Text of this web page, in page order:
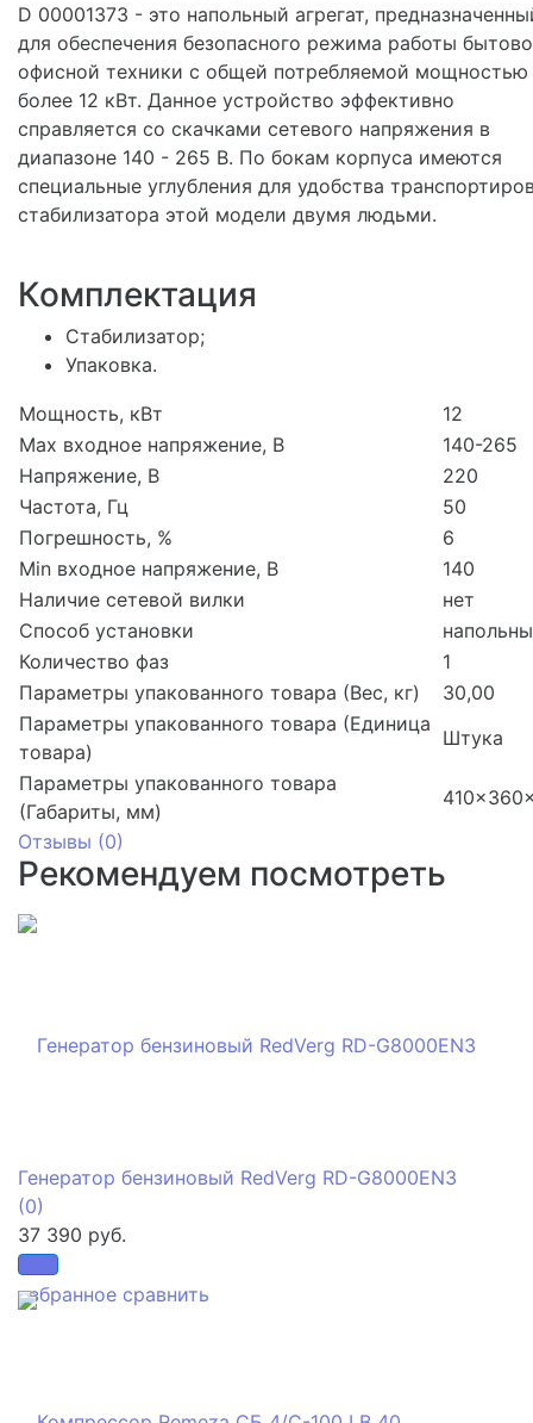
D 00001373 - это напольный агрегат,
для обеспечения безопасного режима работы
офисной техники с общей потребляемой мощностью
более 12 кВт. Данное устройство эффективно
справляется со скачками сетевого напряжения в
диапазоне 140 - 265 В. По бокам корпуса имеются
специальные углубления для удобства
стабилизатора этой модели двумя людьми.
Комплектация
Стабилизатор;
Упаковка.
Мощность, кВт
12
Max входное напряжение, В
140-265
Напряжение, В
220
Частота, Гц
50
Погрешность, %
6
Min входное напряжение, В
140
Наличие сетевой вилки
нет
Способ установки
Количество фаз
1
Параметры упакованного товара (Вес, кг)
30,00
Параметры упакованного товара (Единица
товара)
Штука
Параметры упакованного товара
(Габариты, мм)
Отзывы (0)
Рекомендуем посмотреть
избранное сравнить
Генератор бензиновый RedVerg RD-G8000EN3
(0)
37 390 руб.